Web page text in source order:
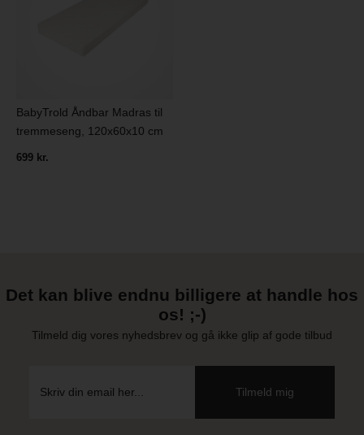
BabyTrold Åndbar Madras til
tremmeseng, 120x60x10 cm
699 kr.
Det kan blive endnu billigere at handle hos
os! ;-)
Tilmeld dig vores nyhedsbrev og gå ikke glip af gode tilbud